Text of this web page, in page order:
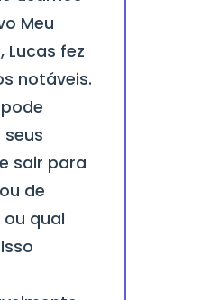
Meu
Lucas fez
notáveis.
seus
sair para
de
qual